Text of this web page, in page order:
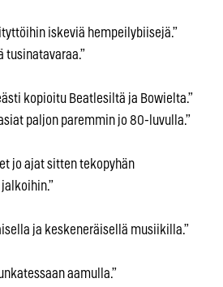
iskeviä hempeilybiisejä.”
tusinatavaraa.”
kopioitu Beatlesiltä ja Bowielta.”
paljon paremmin jo 80-luvulla.”
jo ajat sitten tekopyhän
ja keskeneräisellä musiikilla.”
aamulla.”